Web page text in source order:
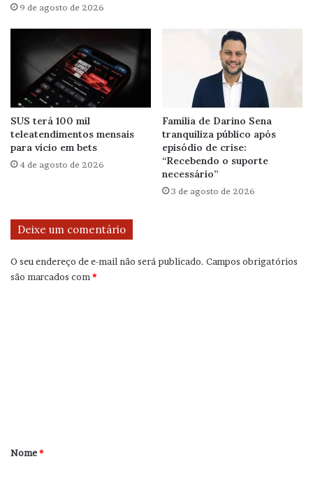
9 de agosto de 2026
SUS terá 100 mil
teleatendimentos mensais
para vício em bets
4 de agosto de 2026
Família de Darino Sena
tranquiliza público após
episódio de crise:
“Recebendo o suporte
necessário”
3 de agosto de 2026
Deixe um comentário
O seu endereço de e-mail não será publicado. Campos obrigatórios
são marcados com*
r
Nome*